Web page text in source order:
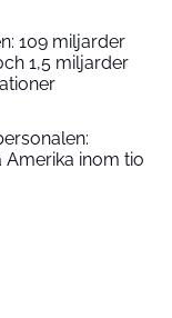
109 miljarder
1,5 miljarder
Amerika inom tio